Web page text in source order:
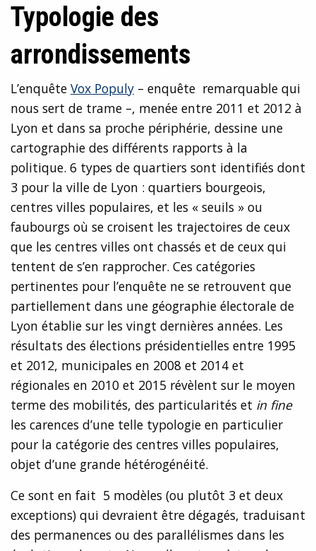
Typologie des
arrondissements
L’enquête Vox Populy – enquête remarquable qui
nous sert de trame –, menée entre 2011 et 2012 à
Lyon et dans sa proche périphérie, dessine une
cartographie des différents rapports à la
politique. 6 types de quartiers sont identifiés dont
3 pour la ville de Lyon : quartiers bourgeois,
centres villes populaires, et les « seuils » ou
faubourgs où se croisent les trajectoires de ceux
que les centres villes ont chassés et de ceux qui
tentent de s’en rapprocher. Ces catégories
pertinentes pour l’enquête ne se retrouvent que
partiellement dans une géographie électorale de
Lyon établie sur les vingt dernières années. Les
résultats des élections présidentielles entre 1995
et 2012, municipales en 2008 et 2014 et
régionales en 2010 et 2015 révèlent sur le moyen
terme des mobilités, des particularités et in fine
les carences d’une telle typologie en particulier
pour la catégorie des centres villes populaires,
objet d’une grande hétérogénéité.
Ce sont en fait 5 modèles (ou plutôt 3 et deux
exceptions) qui devraient être dégagés, traduisant
des permanences ou des parallélismes dans les